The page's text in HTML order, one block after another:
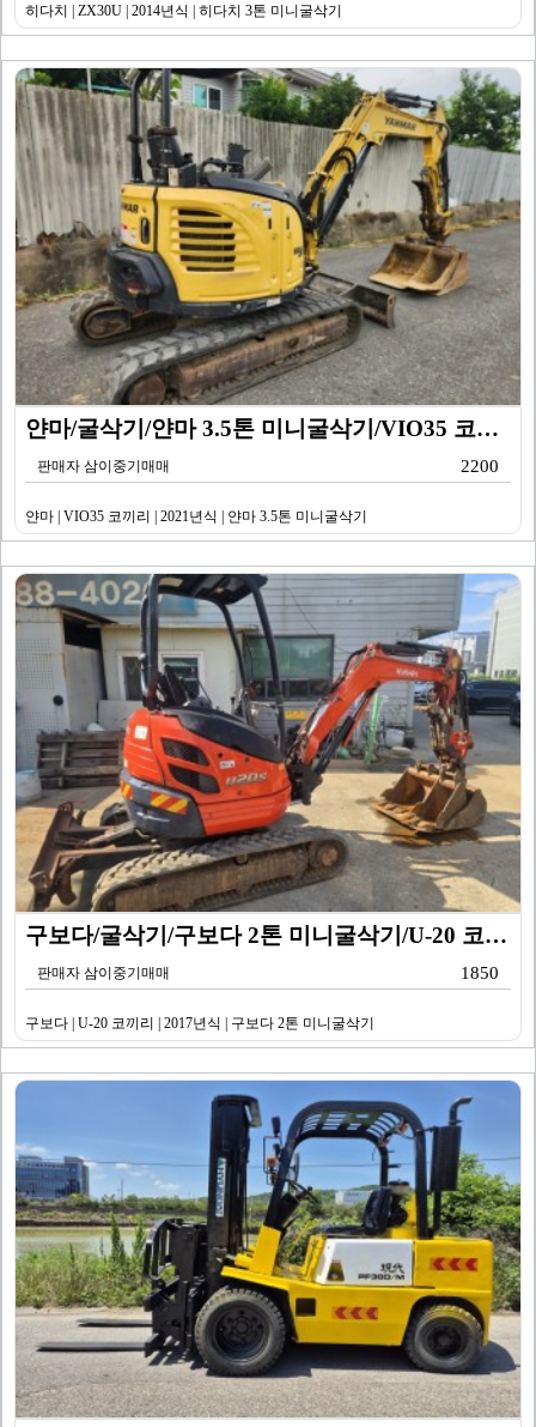
히다치 | ZX30U | 2014년식 | 히다치 3톤 미니굴삭기
얀마/굴삭기/얀마 3.5톤 미니굴삭기/VIO35 코끼리…
판매자 삼이중기매매 2200
얀마 | VIO35 코끼리 | 2021년식 | 얀마 3.5톤 미니굴삭기
구보다/굴삭기/구보다 2톤 미니굴삭기/U-20 코끼리/…
판매자 삼이중기매매 1850
구보다 | U-20 코끼리 | 2017년식 | 구보다 2톤 미니굴삭기